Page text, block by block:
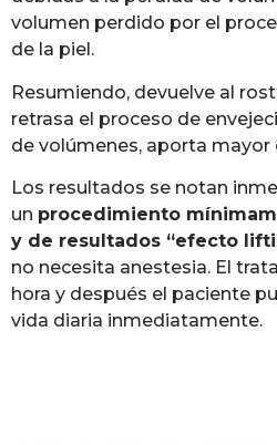
volumen perdido por el
de la piel.
Resumiendo, devuelve al
retrasa el proceso de
de volúmenes, aporta mayor
Los resultados se notan
un procedimiento
y de resultados “efecto
no necesita anestesia. El
hora y después el paciente
vida diaria inmediatamente.